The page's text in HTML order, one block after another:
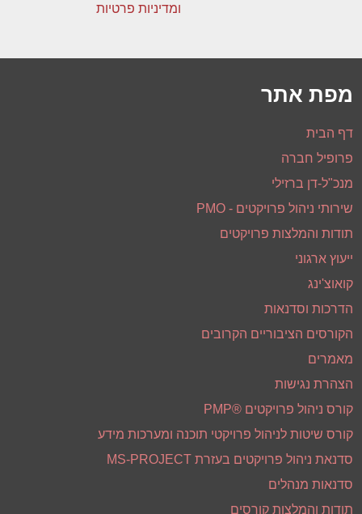
ומדיניות פרטיות
מפת אתר
דף הבית
פרופיל חברה
מנכ"ל-דן ברזילי
שירותי ניהול פרויקטים - PMO
תודות והמלצות פרויקטים
ייעוץ ארגוני
קואוצ'ינג
הדרכות וסדנאות
הקורסים הציבוריים הקרובים
מאמרים
הצהרת נגישות
קורס ניהול פרויקטים ®PMP
קורס שיטות לניהול פרויקטי תוכנה ומערכות מידע
סדנאת ניהול פרויקטים בעזרת MS-PROJECT
סדנאות מנהלים
תודות והמלצות קורסים